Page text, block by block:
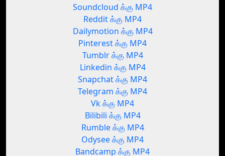
Soundcloud க்கு MP4
Reddit க்கு MP4
Dailymotion க்கு MP4
Pinterest க்கு MP4
Tumblr க்கு MP4
Linkedin க்கு MP4
Snapchat க்கு MP4
Telegram க்கு MP4
Vk க்கு MP4
Bilibili க்கு MP4
Rumble க்கு MP4
Odysee க்கு MP4
Bandcamp க்கு MP4